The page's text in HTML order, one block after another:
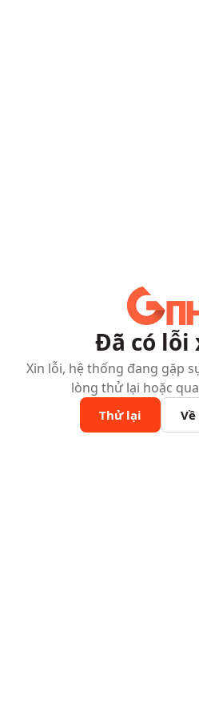
Đã có lỗi
Xin lỗi, hệ thống đang gặp
lòng thử lại hoặc
Thử lại